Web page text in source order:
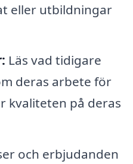
eller utbildningar
Läs vad tidigare
deras arbete för
kvaliteten på deras
och erbjudanden